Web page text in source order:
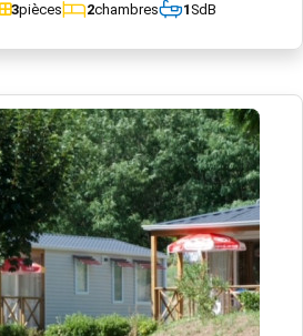
3pièces 2chambres 1SdB